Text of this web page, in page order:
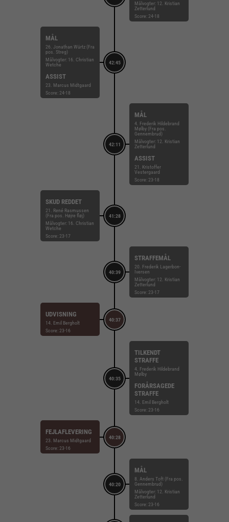
Målvogter: 12. Kristian
Zetterlund
Score: 24-18
42:45
MÅL
26. Jonathan Würtz (Fra
pos. Streg)
Målvogter: 16. Christian
Wetche
ASSIST
23. Marcus Midtgaard
Score: 24-18
42:11
MÅL
4. Frederik Hildebrand
Mølby (Fra pos.
Gennembrud)
Målvogter: 12. Kristian
Zetterlund
ASSIST
21. Kristoffer
Vestergaard
Score: 23-18
41:28
SKUD REDDET
21. René Rasmussen
(Fra pos. Højre fløj)
Målvogter: 16. Christian
Wetche
Score: 23-17
40:39
STRAFFEMÅL
20. Frederik Lagerbon-
Iversen
Målvogter: 12. Kristian
Zetterlund
Score: 23-17
40:37
UDVISNING
14. Emil Bergholt
Score: 23-16
40:35
TILKENDT
STRAFFE
4. Frederik Hildebrand
Mølby
FORÅRSAGEDE
STRAFFE
14. Emil Bergholt
Score: 23-16
40:28
FEJLAFLEVERING
23. Marcus Midtgaard
Score: 23-16
40:20
MÅL
8. Anders Toft (Fra pos.
Gennembrud)
Målvogter: 12. Kristian
Zetterlund
Score: 23-16